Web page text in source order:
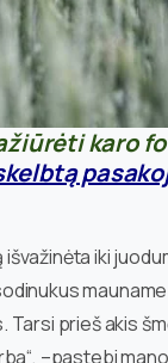
karo
iki
prieš akis
–pastebi